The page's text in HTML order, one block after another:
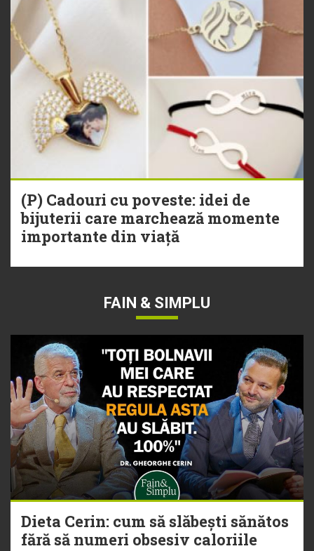
(P) Cadouri cu poveste: idei de
bijuterii care marchează momente
importante din viață
FAIN & SIMPLU
Dieta Cerin: cum să slăbești sănătos
fără să numeri obsesiv caloriile